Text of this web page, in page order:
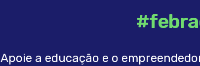
Apoie a educação e o